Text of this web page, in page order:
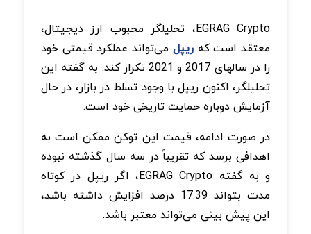
EGRAG Crypto، تحلیلگر محبوب ارز دیجیتال،
معتقد است کهریپل می‌تواند عملکرد قیمتی خود
را در سالهای 2017 و 2021 تکرار کند. به گفته این
تحلیلگر، اکنون ریپل با وجود تسلط در بازار، در حال
آزمایش دوباره حمایت تاریخی خود است.
در صورت ادامه، قیمت این توکن ممکن است به
اهدافی برسد که تقریباً در سه سال گذشته نبوده
و به گفته EGRAG Crypto، اگر ریپل در کوتاه
مدت بتواند 17.39 درصد افزایش داشته باشد،
این پیش بینی می‌تواند معتبر باشد.